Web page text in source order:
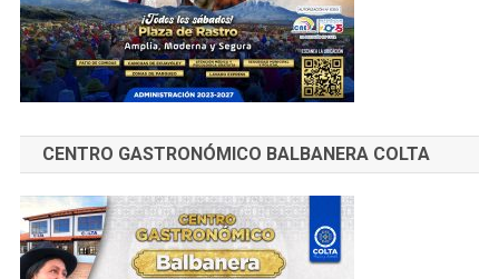
CENTRO GASTRONÓMICO BALBANERA COLTA